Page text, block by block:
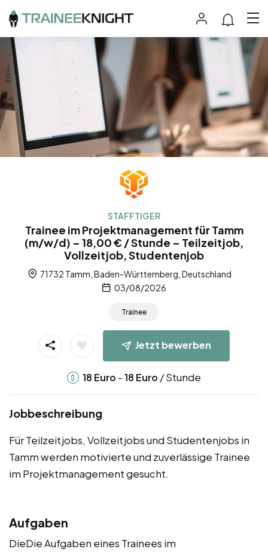
STAFFTIGER
Trainee im Projektmanagement für Tamm
(m/w/d) – 18,00 € / Stunde – Teilzeitjob,
Vollzeitjob, Studentenjob
71732 Tamm, Baden-Württemberg, Deutschland
03/08/2026
Trainee
Jetzt bewerben
18 Euro -18 Euro / Stunde
Jobbeschreibung
Für Teilzeitjobs, Vollzeitjobs und Studentenjobs in
Tamm werden motivierte und zuverlässige Trainee
im Projektmanagement gesucht.
Aufgaben
DieDie Aufgaben eines Trainees im